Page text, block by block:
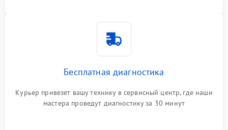
Бесплатная диагностика
Курьер привезет вашу технику в сервисный центр, где наши
мастера проведут диагностику за 30 минут